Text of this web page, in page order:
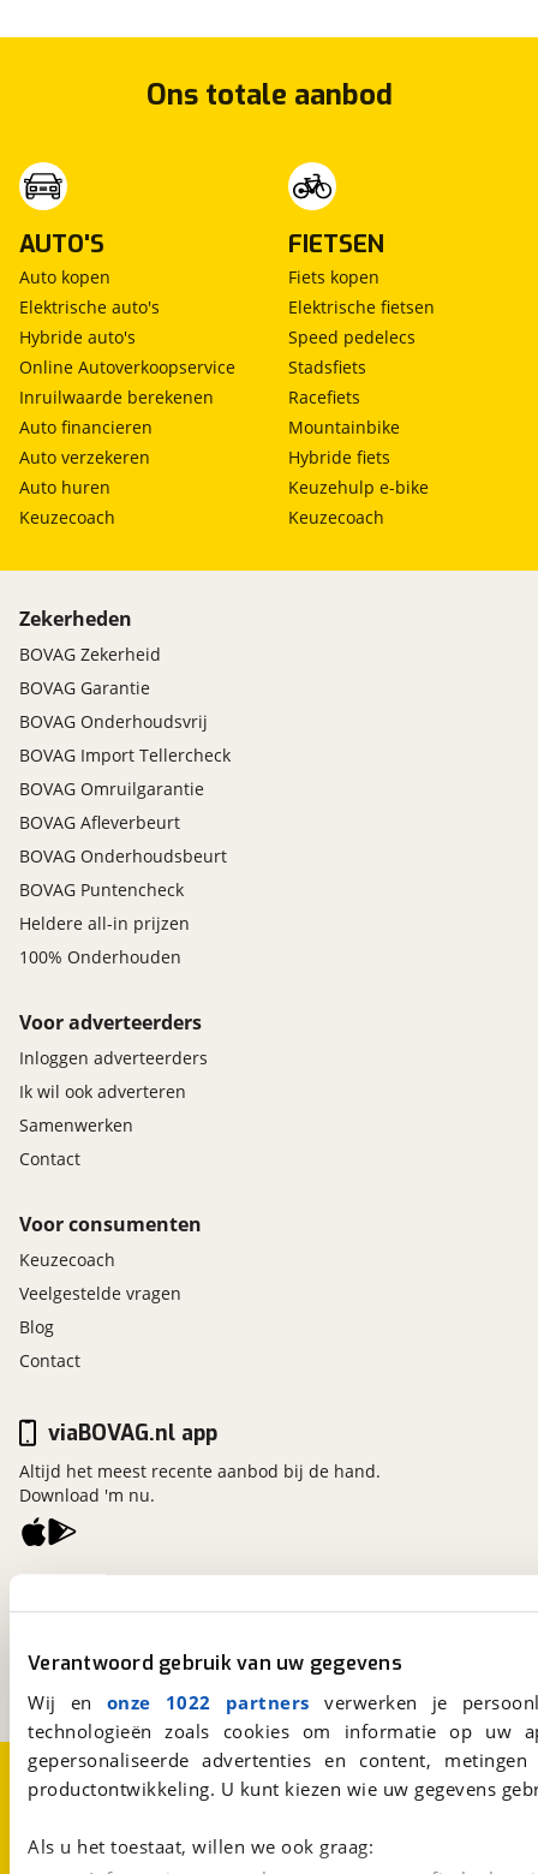
Verantwoord gebruik van uw gegevens
Wij en onze 1022 partners verwerken je
technologieën zoals cookies om informatie op
gepersonaliseerde advertenties en content,
productontwikkeling. U kunt kiezen wie uw gegevens
Als u het toestaat, willen we ook graag:
Ons totale aanbod
AUTO'S
Auto kopen
Elektrische auto's
Hybride auto's
Online Autoverkoopservice
Inruilwaarde berekenen
Auto financieren
Auto verzekeren
Auto huren
Keuzecoach
FIETSEN
Fiets kopen
Elektrische fietsen
Speed pedelecs
Stadsfiets
Racefiets
Mountainbike
Hybride fiets
Keuzehulp e-bike
Keuzecoach
Zekerheden
BOVAG Zekerheid
BOVAG Garantie
BOVAG Onderhoudsvrij
BOVAG Import Tellercheck
BOVAG Omruilgarantie
BOVAG Afleverbeurt
BOVAG Onderhoudsbeurt
BOVAG Puntencheck
Heldere all-in prijzen
100% Onderhouden
Voor adverteerders
Inloggen adverteerders
Ik wil ook adverteren
Samenwerken
Contact
Voor consumenten
Keuzecoach
Veelgestelde vragen
Blog
Contact
Een initiatief van
viaBOVAG.nl app
Altijd het meest recente aanbod bij de hand.
Download 'm nu.
Over viaBOVAG.nlDisclaimer- en Privacyverklaring
CookievoorkeurenVacatures